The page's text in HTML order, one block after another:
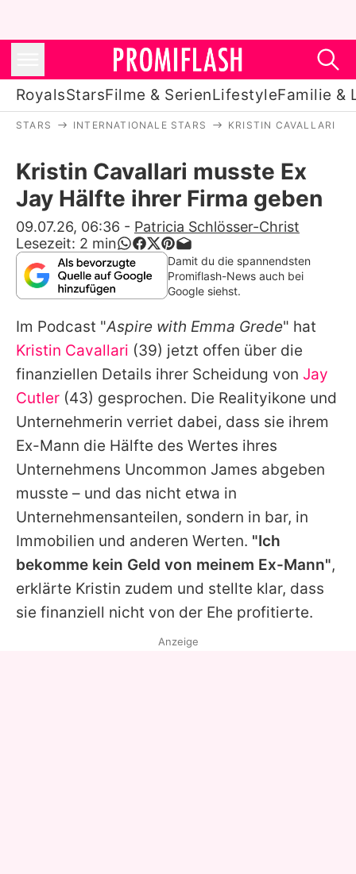
RoyalsStarsFilme & SerienLifestyleFamilie &
Stars
Filme & Serien
Lifestyle
Familie & Liebe
Alle Themen auf Promiflash
Jobs
App runterladen
Team
Redaktionelle Richtlinien
Impressum
Datenschutzerklärung
Nutzungsbedingungen
Utiq verwalten
STARS INTERNATIONALE STARS KRISTIN CAVALLARI
Kristin Cavallari musste Ex
Jay Hälfte ihrer Firma geben
09.07.26, 06:36 - Patricia Schlösser-Christ
Lesezeit: 2 min
Damit du die spannendsten
Promiflash-News auch bei
Google siehst.
Im Podcast "Aspire with Emma Grede" hat
Kristin Cavallari (39) jetzt offen über die
finanziellen Details ihrer Scheidung von Jay
Cutler (43) gesprochen. Die Realityikone und
Unternehmerin verriet dabei, dass sie ihrem
Ex-Mann die Hälfte des Wertes ihres
Unternehmens Uncommon James abgeben
musste – und das nicht etwa in
Unternehmensanteilen, sondern in bar, in
Immobilien und anderen Werten. "Ich
bekomme kein Geld von meinem Ex-Mann",
erklärte Kristin zudem und stellte klar, dass
sie finanziell nicht von der Ehe profitierte.
Anzeige